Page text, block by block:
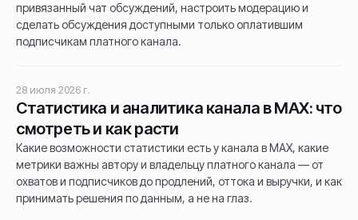
привязанный чат обсуждений, настроить модерацию и
сделать обсуждения доступными только оплатившим
подписчикам платного канала.
28 июля 2026 г.
Статистика и аналитика канала в MAX: что
смотреть и как расти
Какие возможности статистики есть у канала в MAX, какие
метрики важны автору и владельцу платного канала — от
охватов и подписчиков до продлений, оттока и выручки, и как
принимать решения по данным, а не на глаз.